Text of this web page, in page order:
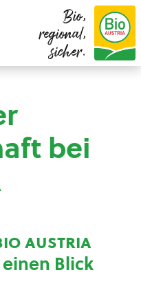
Bio,
regional,
sicher.
bei
austria
Blick